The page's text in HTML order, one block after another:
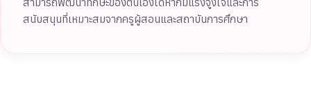
สนับสนุนที่เหมาะสมจากครูผู้สอนและสถาบันการศึกษา